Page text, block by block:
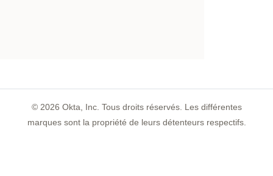
© 2026 Okta, Inc. Tous droits réservés. Les différentes
marques sont la propriété de leurs détenteurs respectifs.